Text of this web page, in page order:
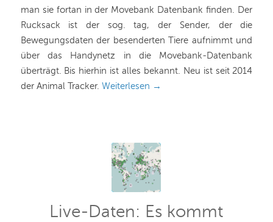
man sie fortan in der Movebank Datenbank finden. Der
Rucksack ist der sog. tag, der Sender, der die
Bewegungsdaten der besenderten Tiere aufnimmt und
über das Handynetz in die Movebank-Datenbank
überträgt. Bis hierhin ist alles bekannt. Neu ist seit 2014
der Animal Tracker. Weiterlesen →
Live-Daten: Es kommt